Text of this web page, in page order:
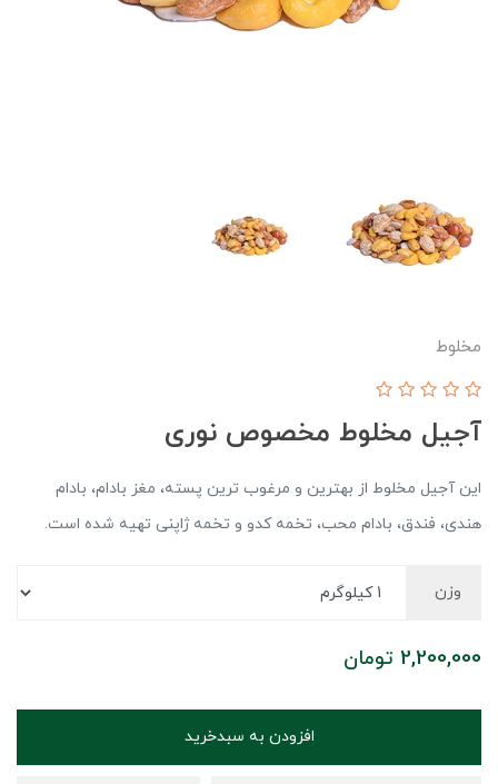
مخلوط
آجیل مخلوط مخصوص نوری
این آجیل مخلوط از بهترین و مرغوب ترین پسته، مغز بادام، بادام
هندی، فندق، بادام محب، تخمه کدو و تخمه ژاپنی تهیه شده است.
وزن
2,200,000 تومان
افزودن به سبدخرید